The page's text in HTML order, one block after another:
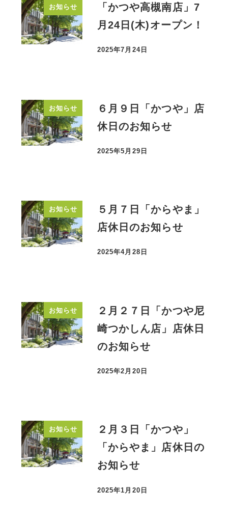
お知らせ
「かつや高槻南店」7
月24日(木)オープン！
投稿日
2025年7月24日
お知らせ
６月９日「かつや」店
休日のお知らせ
投稿日
2025年5月29日
お知らせ
５月７日「からやま」
店休日のお知らせ
投稿日
2025年4月28日
お知らせ
２月２７日「かつや尼
崎つかしん店」店休日
のお知らせ
投稿日
2025年2月20日
お知らせ
２月３日「かつや」
「からやま」店休日の
お知らせ
投稿日
2025年1月20日